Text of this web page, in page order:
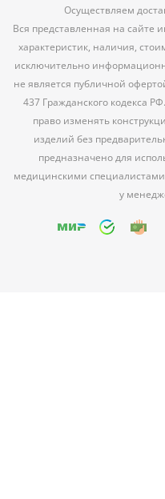
Осуществляем
Вся представленная на сайте
характеристик, наличия,
исключительно
не является публичной
437 Гражданского кодекса
право изменять
изделий без
предназначено для
медицинскими
у